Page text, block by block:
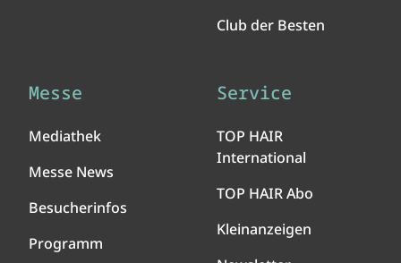
Club der Besten
Messe
Mediathek
Messe News
Besucherinfos
Programm
Service
TOP HAIR
International
TOP HAIR Abo
Kleinanzeigen